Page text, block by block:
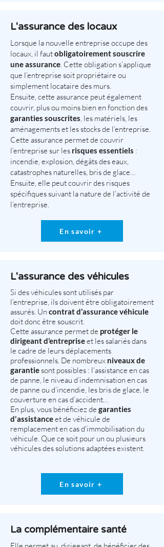
L'assurance des locaux
Lorsque la nouvelle entreprise occupe des
locaux, il fautobligatoirement souscrire
une assurance. Cette obligation s’applique
que l’entreprise soit propriétaire ou
simplement locataire des murs.
Ensuite, cette assurance peut également
couvrir, plus ou moins bien en fonction des
garanties souscrites, les matériels, les
aménagements et les stocks de l’entreprise.
Cette assurance permet de couvrir
l’entreprise sur les risques essentiels :
incendie, explosion, dégâts des eaux,
catastrophes naturelles, bris de glace…
Ensuite, elle peut couvrir des risques
spécifiques suivant la nature de l’activité de
l’entreprise.
En savoir +
L'assurance des véhicules
Si des véhicules sont utilisés par
l’entreprise, ils doivent être obligatoirement
assurés. Un contrat d’assurance véhicule
doit donc être souscrit.
Cette assurance permet de protéger le
dirigeant d’entrepriseet les salariés dans
le cadre de leurs déplacements
professionnels. De nombreux niveaux de
garantiesont possibles : l’assistance en cas
de panne, le niveau d’indemnisation en cas
de panne ou d’incendie, les bris de glace, le
couverture en cas d’accident…
En plus, vous bénéficiez de garanties
d'assistanceet de véhicule de
remplacement en cas d'immobilisation du
véhicule. Que ce soit pour un ou plusieurs
véhicules des solutions adaptées existent.
En savoir +
La complémentaire santé